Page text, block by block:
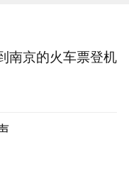
南京的火车票登机